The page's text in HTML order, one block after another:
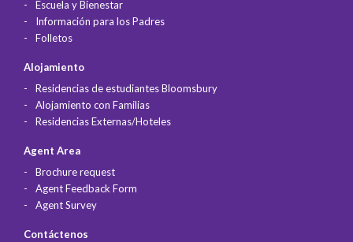
Escuela y Bienestar
Información para los Padres
Folletos
Alojamiento
Residencias de estudiantes Bloomsbury
Alojamiento con Familias
Residencias Externas/Hoteles
Agent Area
Brochure request
Agent Feedback Form
Agent Survey
Contáctenos